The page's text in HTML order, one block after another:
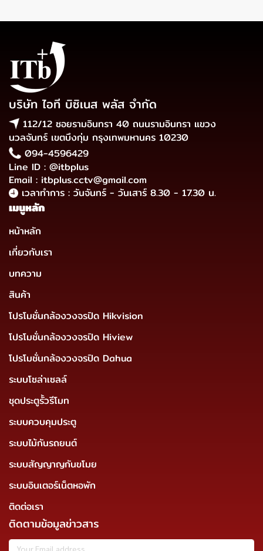
บริษัท ไอที บิซิเนส พลัส จำกัด
112/12 ซอยรามอินทรา 40 ถนนรามอินทรา แขวง
นวลจันทร์ เขตบึงกุ่ม กรุงเทพมหานคร 10230
094-4596429
Line ID : @itbplus
Email : itbplus.cctv@gmail.com
เวลาทำการ : วันจันทร์ - วันเสาร์ 8.30 - 17.30 น.
เมนูหลัก
หน้าหลัก
เกี่ยวกับเรา
บทความ
สินค้า
โปรโมชั่นกล้องวงจรปิด Hikvision
โปรโมชั่นกล้องวงจรปิด Hiview
โปรโมชั่นกล้องวงจรปิด Dahua
ระบบโซล่าเซลล์
ชุดประตูรั้วรีโมท
ระบบควบคุมประตู
ระบบไม้กันรถยนต์
ระบบสัญญาญกันขโมย
ระบบอินเตอร์เน็ตหอพัก
ติดต่อเรา
ติดตามข้อมูลข่าวสาร